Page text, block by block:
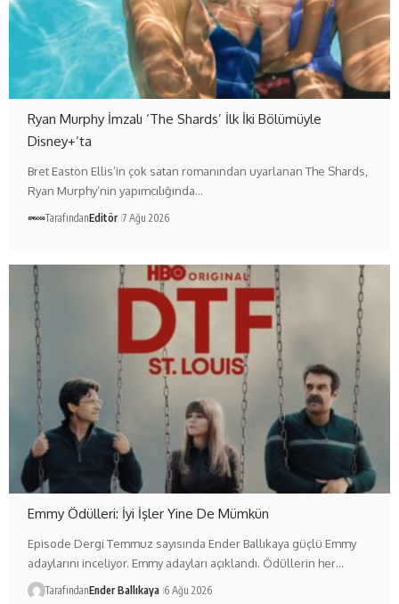
Ryan Murphy İmzalı ‘The Shards’ İlk İki Bölümüyle
Disney+’ta
Bret Easton Ellis’in çok satan romanından uyarlanan The Shards,
Ryan Murphy’nin yapımcılığında…
TarafındanEditör 7 Ağu 2026
Emmy Ödülleri: İyi İşler Yine De Mümkün
Episode Dergi Temmuz sayısında Ender Ballıkaya güçlü Emmy
adaylarını inceliyor. Emmy adayları açıklandı. Ödüllerin her…
TarafındanEnder Ballıkaya 6 Ağu 2026